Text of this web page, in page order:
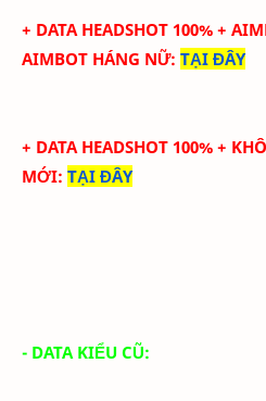
+ DATA HEADSHOT 100% +
AIMBOT HÁNG NỮ: TẠI ĐÂY
+ DATA HEADSHOT 100% +
MỚI: TẠI ĐÂY
- DATA KIỂU CŨ: